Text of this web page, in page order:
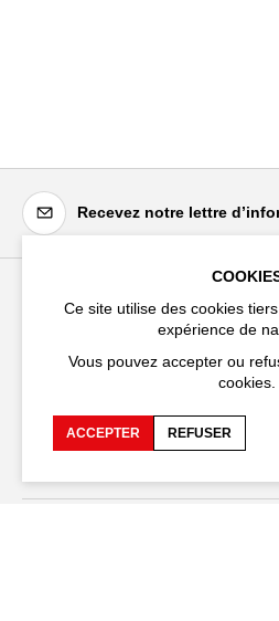
Recevez notre lettre
Festival d'Avignon
20 rue du Portail Boquier,
+33 (0)4 90 27 66 50
Ce site utilise des cookies
expérience de
Vous pouvez accepter ou
cookies.
ACCEPTER REFUSER